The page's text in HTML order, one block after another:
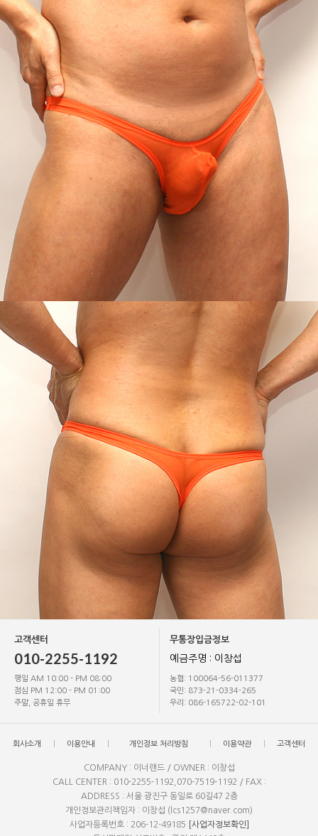
고객센터
010-2255-1192
평일 AM 10:00 - PM 08:00
점심 PM 12:00 - PM 01:00
주말, 공휴일 휴무
무통장입금정보
예금주명 : 이창섭
농협: 100064-56-011377
국민: 873-21-0334-265
우리: 086-165722-02-101
회사소개 이용안내 개인정보 처리방침 이용약관 고객센터
COMPANY : 이너랜드 / OWNER : 이창섭
CALL CENTER : 010-2255-1192,070-7519-1192 / FAX :
ADDRESS : 서울 광진구 동일로 60길47 2층
개인정보관리책임자 : 이창섭 (lcs1257@naver.com)
사업자등록번호 : 206-12-49185
[사업자정보확인]